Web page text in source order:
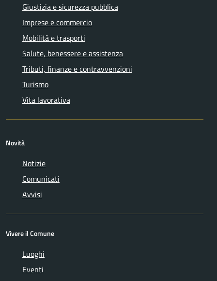
Giustizia e sicurezza pubblica
Imprese e commercio
Mobilità e trasporti
Salute, benessere e assistenza
Tributi, finanze e contravvenzioni
Turismo
Vita lavorativa
Novità
Notizie
Comunicati
Avvisi
Vivere il Comune
Luoghi
Eventi